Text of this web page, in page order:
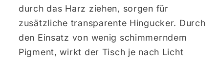
durch das Harz ziehen, sorgen für
zusätzliche transparente Hingucker. Durch
den Einsatz von wenig schimmerndem
Pigment, wirkt der Tisch je nach Licht